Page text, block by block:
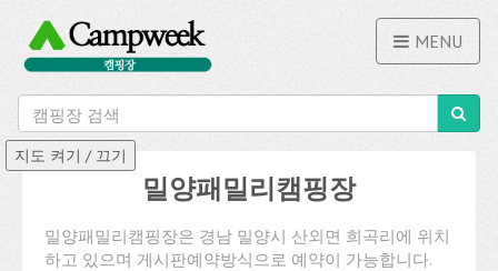
MENU
밀양패밀리캠핑장
밀양패밀리캠핑장은 경남 밀양시 산외면 희곡리에 위치
하고 있으며 게시판예약방식으로 예약이 가능합니다.